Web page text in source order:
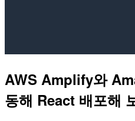
AWS Amplify와
동해 React 배포해